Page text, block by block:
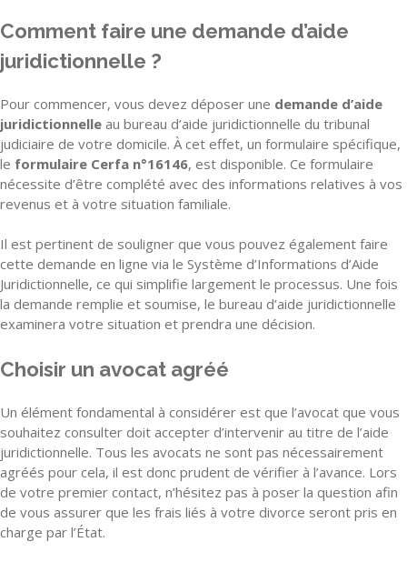
Comment faire une demande d’aide
juridictionnelle ?
Pour commencer, vous devez déposer une demande d’aide
juridictionnelle au bureau d’aide juridictionnelle du tribunal
judiciaire de votre domicile. À cet effet, un formulaire spécifique,
le formulaire Cerfa n°16146, est disponible. Ce formulaire
nécessite d’être complété avec des informations relatives à vos
revenus et à votre situation familiale.
Il est pertinent de souligner que vous pouvez également faire
cette demande en ligne via le Système d’Informations d’Aide
Juridictionnelle, ce qui simplifie largement le processus. Une fois
la demande remplie et soumise, le bureau d’aide juridictionnelle
examinera votre situation et prendra une décision.
Choisir un avocat agréé
Un élément fondamental à considérer est que l’avocat que vous
souhaitez consulter doit accepter d’intervenir au titre de l’aide
juridictionnelle. Tous les avocats ne sont pas nécessairement
agréés pour cela, il est donc prudent de vérifier à l’avance. Lors
de votre premier contact, n’hésitez pas à poser la question afin
de vous assurer que les frais liés à votre divorce seront pris en
charge par l’État.